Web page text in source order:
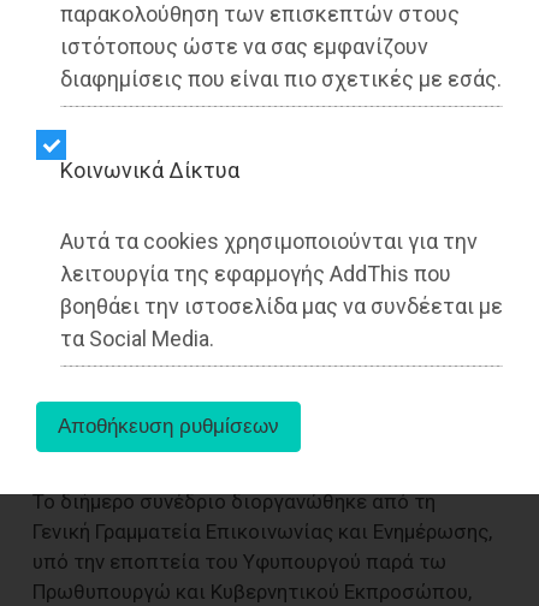
παρακολούθηση των επισκεπτών στους
ιστότοπους ώστε να σας εμφανίζουν
διαφημίσεις που είναι πιο σχετικές με εσάς.
Kοινωνικά Δίκτυα
Αυτά τα cookies χρησιμοποιούνται για την
λειτουργία της εφαρμογής AddThis που
βοηθάει την ιστοσελίδα μας να συνδέεται με
τα Social Media.
Με υψηλή συμμετοχή εκπροσώπων της
πολιτικής, της ακαδημαϊκής κοινότητας, των
μέσων ενημέρωσης και της κοινωνίας των
πολιτών πραγματοποιήθηκε το 1ο Athens
την αντιμετώπιση της παραπληροφόρησης και
του τοξικού λόγου στο διαδίκτυο.
Το διήμερο συνέδριο διοργανώθηκε από τη
Γενική Γραμματεία Επικοινωνίας και Ενημέρωσης,
υπό την εποπτεία του Υφυπουργού παρά τω
Πρωθυπουργώ και Κυβερνητικού Εκπροσώπου,